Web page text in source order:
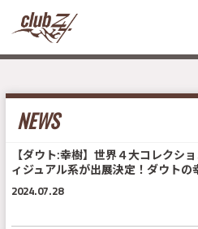
NEWS
【ダウト:幸樹】世界４大コレクシ
ィジュアル系が出展決定！ダウトの
2024.07.28